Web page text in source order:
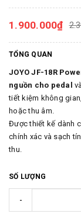
1.900.000₫
TỔNG QUAN
JOYO JF-18R
nguồn cho pedal
tiết kiệm không
hoặc thu âm.
Được thiết kế dành
chính xác và sạch
thu.
SỐ LƯỢNG
-